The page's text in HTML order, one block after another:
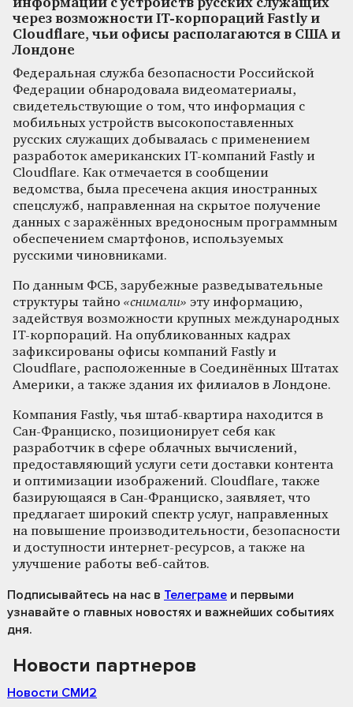
информации с устройств русских служащих
через возможности IT-корпораций Fastly и
Cloudflare, чьи офисы располагаются в США и
Лондоне
Федеральная служба безопасности Российской
Федерации обнародовала видеоматериалы,
свидетельствующие о том, что информация с
мобильных устройств высокопоставленных
русских служащих добывалась с применением
разработок американских IT-компаний Fastly и
Cloudflare. Как отмечается в сообщении
ведомства, была пресечена акция иностранных
спецслужб, направленная на скрытое получение
данных с заражённых вредоносным программным
обеспечением смартфонов, используемых
русскими чиновниками.
По данным ФСБ, зарубежные разведывательные
структуры тайно «снимали» эту информацию,
задействуя возможности крупных международных
IT-корпораций. На опубликованных кадрах
зафиксированы офисы компаний Fastly и
Cloudflare, расположенные в Соединённых Штатах
Америки, а также здания их филиалов в Лондоне.
Компания Fastly, чья штаб-квартира находится в
Сан-Франциско, позиционирует себя как
разработчик в сфере облачных вычислений,
предоставляющий услуги сети доставки контента
и оптимизации изображений. Cloudflare, также
базирующаяся в Сан-Франциско, заявляет, что
предлагает широкий спектр услуг, направленных
на повышение производительности, безопасности
и доступности интернет-ресурсов, а также на
улучшение работы веб-сайтов.
Подписывайтесь на нас в Телеграме и первыми
узнавайте о главных новостях и важнейших событиях
дня.
Новости партнеров
Новости СМИ2